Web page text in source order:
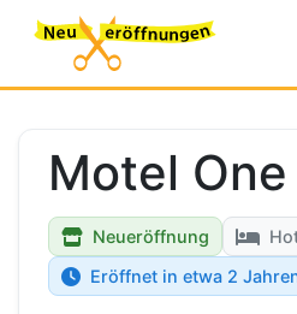
Motel One
Neueröffnung
Eröffnet in etwa 2